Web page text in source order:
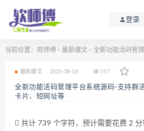
登录
当前位置： 软师傅 > 最新爆文 > 全新功能活码管理平台系统源码-
最新爆文 2023-08-18 157
全新功能活码管理平台系统源码-支持群
卡片、短网址等
共计 739 个字符，预计需要花费 2 分